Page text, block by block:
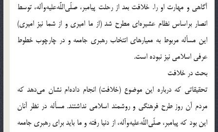
آگاهى و مهارت او را. خلافت بعد از رحلت پيامبر، صلّى‌اللَّه‌عليه‌وآله، توسط
انصار براساس نظام عشيره‌اى مطرح شد (از ما اميرى و از شما نيز اميرى)
اين مسأله مربوط به معيارهاى انتخاب رهبرى جامعه و در چارچوب خطوط
عرفى اسلامى نيز نبوده است.
بحث در خلافت
تحقيقاتى كه درباره اين موضوع (خلافت) انجام داده‌ام نشان مى‌دهد كه
مردم آن روز طرح فرهنگى و روشمند اسلامى نداشتند. مسأله در نظر آنان
اين بود كه پيامبر، صلّى‌اللَّه‌عليه‌وآله، از دنيا رفته و ما بايد براى رهبرى جامعه